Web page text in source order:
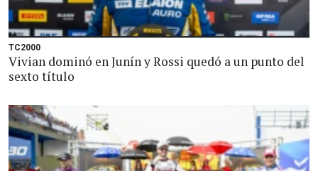
TC2000
Vivian dominó en Junín y Rossi quedó a un punto del
sexto título